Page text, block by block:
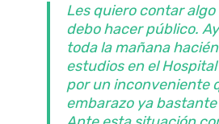
Les quiero contar
debo hacer público.
toda la mañana
estudios en el
por un inconveniente
embarazo ya